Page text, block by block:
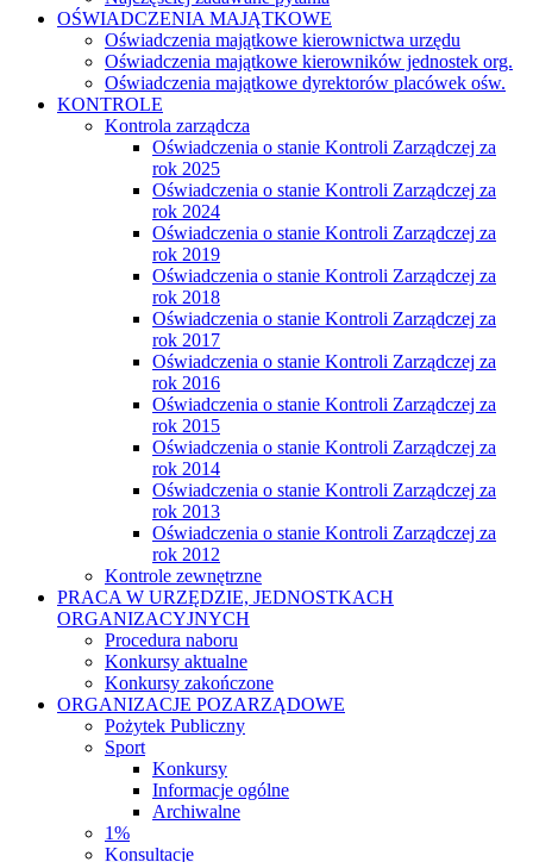
OŚWIADCZENIA MAJĄTKOWE
Oświadczenia majątkowe kierownictwa urzędu
Oświadczenia majątkowe kierowników jednostek org.
Oświadczenia majątkowe dyrektorów placówek ośw.
KONTROLE
Kontrola zarządcza
Oświadczenia o stanie Kontroli Zarządczej za
rok 2025
Oświadczenia o stanie Kontroli Zarządczej za
rok 2024
Oświadczenia o stanie Kontroli Zarządczej za
rok 2019
Oświadczenia o stanie Kontroli Zarządczej za
rok 2018
Oświadczenia o stanie Kontroli Zarządczej za
rok 2017
Oświadczenia o stanie Kontroli Zarządczej za
rok 2016
Oświadczenia o stanie Kontroli Zarządczej za
rok 2015
Oświadczenia o stanie Kontroli Zarządczej za
rok 2014
Oświadczenia o stanie Kontroli Zarządczej za
rok 2013
Oświadczenia o stanie Kontroli Zarządczej za
rok 2012
Kontrole zewnętrzne
PRACA W URZĘDZIE, JEDNOSTKACH
ORGANIZACYJNYCH
Procedura naboru
Konkursy aktualne
Konkursy zakończone
ORGANIZACJE POZARZĄDOWE
Pożytek Publiczny
Sport
Konkursy
Informacje ogólne
Archiwalne
1%
Konsultacje